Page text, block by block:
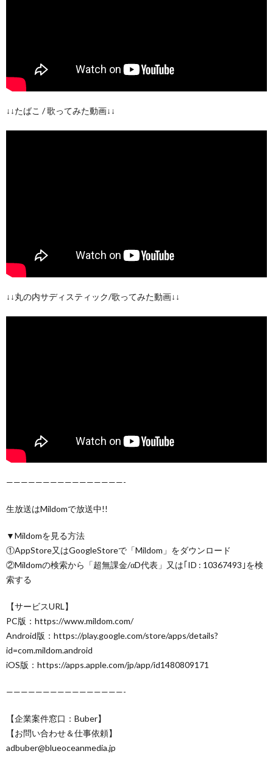
↓↓たばこ / 歌ってみた動画↓↓
↓↓丸の内サディスティック/歌ってみた動画↓↓
————————————————-
生放送はMildomで放送中!!
▼Mildomを見る方法
①AppStore又はGoogleStoreで「Mildom」をダウンロード
②Mildomの検索から「超無課金/αD代表」又は｢ID : 10367493｣を検
索する
【サービスURL】
PC版：https://www.mildom.com/
Android版：https://play.google.com/store/apps/details?
id=com.mildom.android
iOS版：https://apps.apple.com/jp/app/id1480809171
————————————————-
【企業案件窓口：Buber】
【お問い合わせ＆仕事依頼】
adbuber@blueoceanmedia.jp